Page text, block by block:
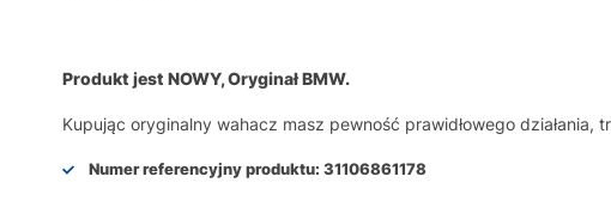
Produkt jest NOWY, Oryginał BMW.
Kupując oryginalny wahacz masz pewność prawidłowego
Numer referencyjny produktu: 31106861178